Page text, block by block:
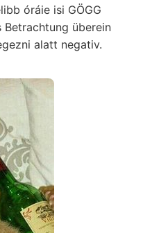
óráie isi GÖGG
alatt negativ.